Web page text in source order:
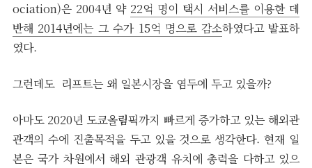
ociation)은 2004년 약 22억 명이 택시 서비스를 이용한 데
반해 2014년에는 그 수가 15억 명으로 감소하였다고 발표하
였다.
그런데도 리프트는 왜 일본시장을 염두에 두고 있을까?
아마도 2020년 도쿄올림픽까지 빠르게 증가하고 있는 해외관
관객의 수에 진출목적을 두고 있을 것으로 생각한다. 현재 일
본은 국가 차원에서 해외 관광객 유치에 총력을 다하고 있으